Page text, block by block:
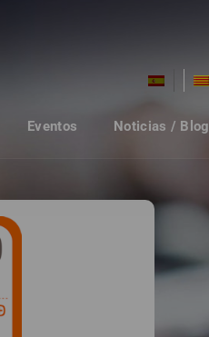
Eventos Noticias / Blog